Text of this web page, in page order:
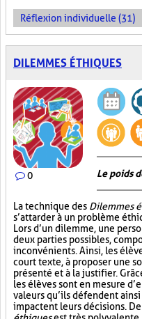
Réflexion individuelle (31)
DILEMMES ÉTHIQUES
0 Le poids
La technique des Dilemmes
s’attarder à un problème
Lors d’un dilemme, une
deux parties possibles,
inconvénients. Ainsi, les
court texte, à proposer une
présenté et à la justifier.
les élèves sont en mesure
valeurs qu’ils défendent
impactent leurs décisions.